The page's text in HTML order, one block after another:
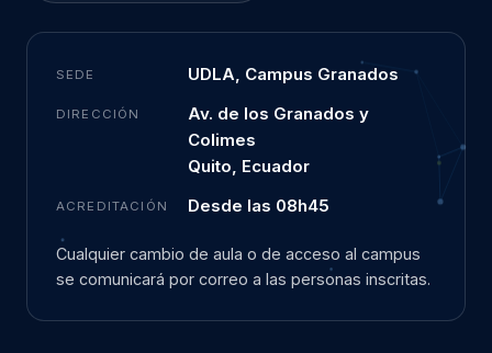
SEDE UDLA, Campus Granados
DIRECCIÓN
Av. de los Granados y
Colimes
Quito, Ecuador
ACREDITACIÓN Desde las 08h45
Cualquier cambio de aula o de acceso al campus
se comunicará por correo a las personas inscritas.